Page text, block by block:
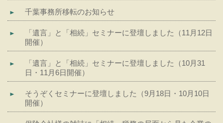
千葉事務所移転のお知らせ
「遺言」と「相続」セミナーに登壇しました（11月12日
開催）
「遺言」と「相続」セミナーに登壇しました（10月31
日・11月6日開催）
そうぞくセミナーに登壇しました（9月18日・10月10日
開催）